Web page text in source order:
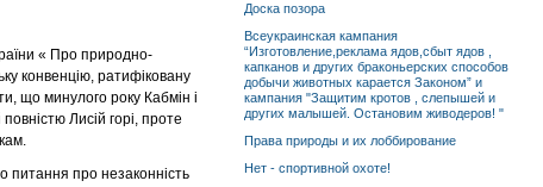
« Про природно-
конвенцію, ратифіковану
що минулого року Кабмін і
Лисій горі, проте
питання про незаконність
Доска позора
Всеукраинская кампания
“Изготовление,реклама ядов,сбыт ядов ,
капканов и других браконьерских способов
добычи животных карается Законом” и
кампания "Защитим кротов , слепышей и
других малышей. Остановим живодеров! "
Права природы и их лоббирование
Нет - спортивной охоте!